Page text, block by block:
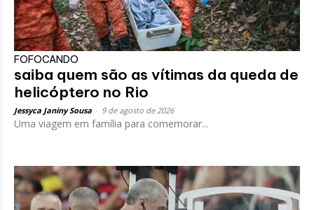
FOFOCANDO
saiba quem são as vítimas da queda de
helicóptero no Rio
Jessyca Janiny Sousa 9 de agosto de 2026
Uma viagem em família para comemorar...